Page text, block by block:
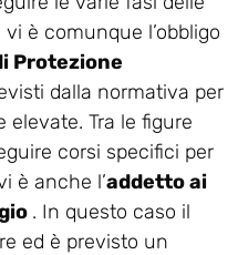
è comunque l’obbligo
Protezione
dalla normativa per
Tra le figure
corsi specifici per
è anche l’addetto ai
. In questo caso il
ed è previsto un